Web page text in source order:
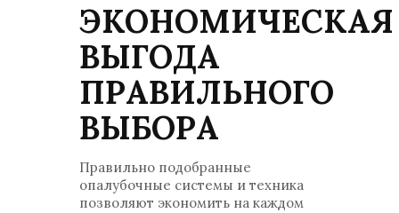
ЭКОНОМИЧЕСКАЯ
ВЫГОДА
ПРАВИЛЬНОГО
ВЫБОРА
Правильно подобранные
опалубочные системы и техника
позволяют экономить на каждом